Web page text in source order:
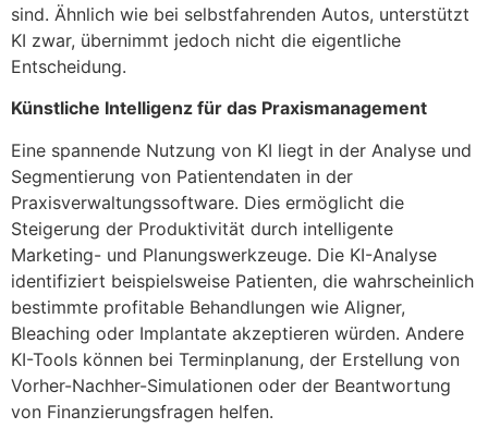
sind. Ähnlich wie bei selbstfahrenden Autos, unterstützt
KI zwar, übernimmt jedoch nicht die eigentliche
Entscheidung.
Künstliche Intelligenz für das Praxismanagement
Eine spannende Nutzung von KI liegt in der Analyse und
Segmentierung von Patientendaten in der
Praxisverwaltungssoftware. Dies ermöglicht die
Steigerung der Produktivität durch intelligente
Marketing- und Planungswerkzeuge. Die KI-Analyse
identifiziert beispielsweise Patienten, die wahrscheinlich
bestimmte profitable Behandlungen wie Aligner,
Bleaching oder Implantate akzeptieren würden. Andere
KI-Tools können bei Terminplanung, der Erstellung von
Vorher-Nachher-Simulationen oder der Beantwortung
von Finanzierungsfragen helfen.